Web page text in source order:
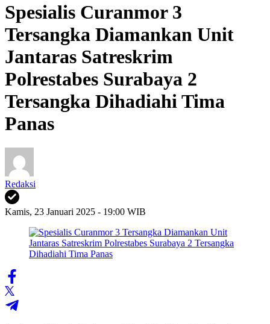
Spesialis Curanmor 3
Tersangka Diamankan Unit
Jantaras Satreskrim
Polrestabes Surabaya 2
Tersangka Dihadiahi Tima
Panas
Redaksi
Kamis, 23 Januari 2025 - 19:00 WIB